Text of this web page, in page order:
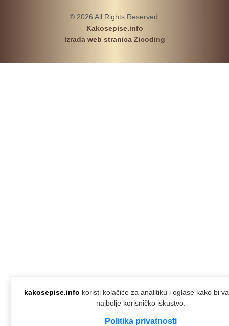
© 2026 All Rights Reserved.
Kakosepise.info
Izrada web stranica Zicoding
kakosepise.info koristi kolačiće za analitiku i oglase kako bi
najbolje korisničko iskustvo.
Politika privatnosti